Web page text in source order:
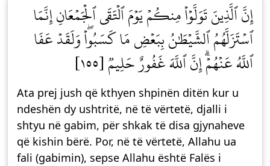
إِنَّ ٱلَّذِينَ تَوَلَّوۡاْ مِنكُمۡ يَوۡمَ ٱلۡتَقَى ٱلۡجَمۡعَانِ إِنَّمَا
ٱسۡتَزَلَّهُمُ ٱلشَّيۡطَٰنُ بِبَعۡضِ مَا كَسَبُواْۖ وَلَقَدۡ عَفَا
ٱللَّهُ عَنۡهُمۡۗ إِنَّ ٱللَّهَ غَفُورٌ حَلِيمٞ [١٥٥]
Ata prej jush që kthyen shpinën ditën kur u
ndeshën dy ushtritë, në të vërtetë, djalli i
shtyu në gabim, për shkak të disa gjynaheve
që kishin bërë. Por, në të vërtetë, Allahu ua
fali (gabimin), sepse Allahu është Falës i